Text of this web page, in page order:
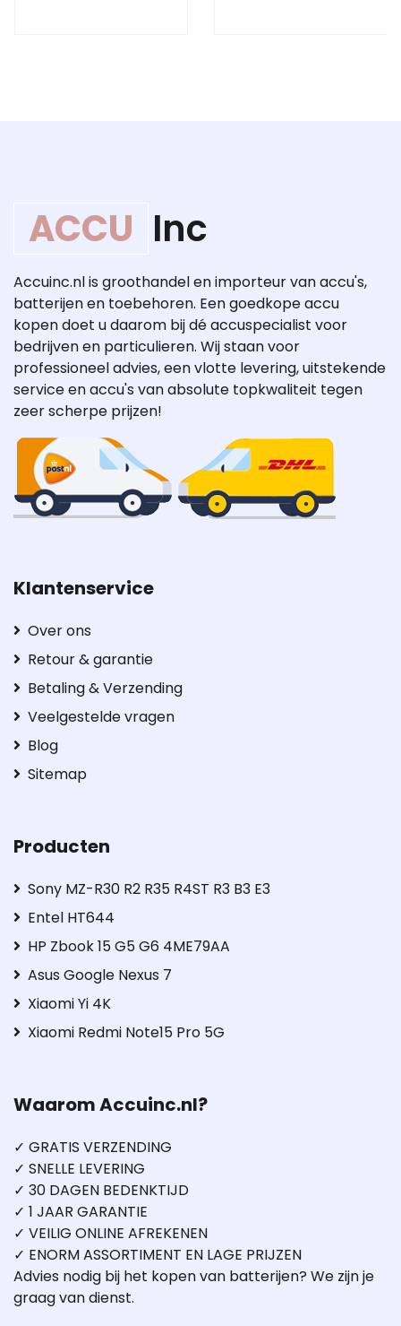
ACCU Inc
Accuinc.nl is groothandel en importeur van accu's,
batterijen en toebehoren. Een goedkope accu
kopen doet u daarom bij dé accuspecialist voor
bedrijven en particulieren. Wij staan voor
professioneel advies, een vlotte levering, uitstekende
service en accu's van absolute topkwaliteit tegen
zeer scherpe prijzen!
Klantenservice
Over ons
Retour & garantie
Betaling & Verzending
Veelgestelde vragen
Blog
Sitemap
Producten
Sony MZ-R30 R2 R35 R4ST R3 B3 E3
Entel HT644
HP Zbook 15 G5 G6 4ME79AA
Asus Google Nexus 7
Xiaomi Yi 4K
Xiaomi Redmi Note15 Pro 5G
Waarom Accuinc.nl?
✓ GRATIS VERZENDING
✓ SNELLE LEVERING
✓ 30 DAGEN BEDENKTIJD
✓ 1 JAAR GARANTIE
✓ VEILIG ONLINE AFREKENEN
✓ ENORM ASSORTIMENT EN LAGE PRIJZEN
Advies nodig bij het kopen van batterijen? We zijn je
graag van dienst.